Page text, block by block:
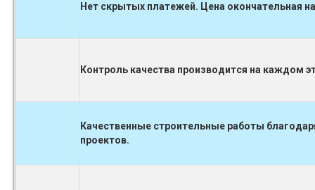
Нет скрытых платежей. Цена окончательная
Контроль качества производится на каждом
Качественные строительные работы
проектов.